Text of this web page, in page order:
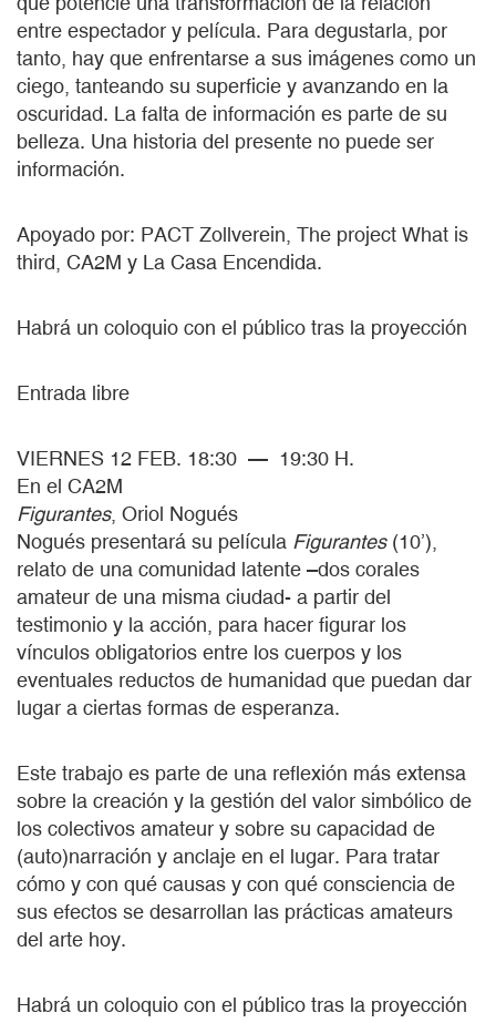
entre espectador y película. Para degustarla, por
tanto, hay que enfrentarse a sus imágenes como un
ciego, tanteando su superficie y avanzando en la
oscuridad. La falta de información es parte de su
belleza. Una historia del presente no puede ser
información.
Apoyado por: PACT Zollverein, The project What is
third, CA2M y La Casa Encendida.
Habrá un coloquio con el público tras la proyección
Entrada libre
VIERNES 12 FEB. 18:30 — 19:30 H.
En el CA2M
Figurantes, Oriol Nogués
Nogués presentará su película Figurantes(10’),
relato de una comunidad latente –dos corales
amateur de una misma ciudad- a partir del
testimonio y la acción, para hacer figurar los
vínculos obligatorios entre los cuerpos y los
eventuales reductos de humanidad que puedan dar
lugar a ciertas formas de esperanza.
Este trabajo es parte de una reflexión más extensa
sobre la creación y la gestión del valor simbólico de
los colectivos amateur y sobre su capacidad de
(auto)narración y anclaje en el lugar. Para tratar
cómo y con qué causas y con qué consciencia de
sus efectos se desarrollan las prácticas amateurs
del arte hoy.
Habrá un coloquio con el público tras la proyección